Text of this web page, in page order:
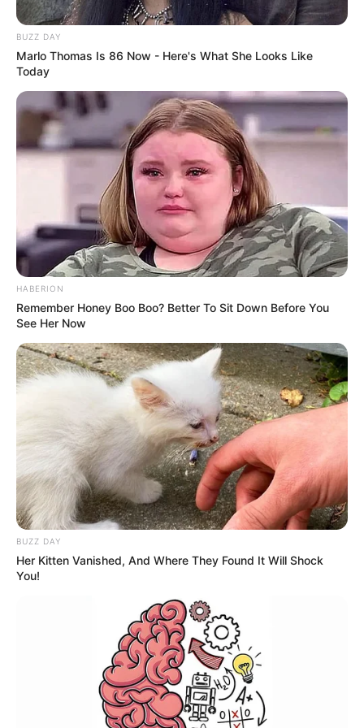
ગઈ છે. વર્તમાન નાણાકીય વર્ષ (2019-20) ના બીજા
ક્વાર્ટરમાં જીડીપીનો આંકડો 4.5 ટકા પર પહોંચી ગયો
છે. લગભગ 6 વર્ષમાં કોઈ પણ એક ક્વાર્ટરમાં આ સૌથી
મોટો ઘટાડો છે.
મહત્વની વાત એ છે કે દેશનો જીડીપી સતત 6
ક્વાર્ટર્સથી નીચે આવી રહ્યો છે. ગયા નાણાકીય વર્ષ
2019 ના પહેલા ક્વાર્ટરમાં વિકાસ દર 8 ટકા હતો,
ત્યારબાદ બીજા ક્વાર્ટરમાં તે ઘટીને 7 ટકા રહ્યો હતો.
એ જ રીતે પાછલા નાણાકીય વર્ષના ત્રીજા ક્વાર્ટરમાં
જીડીપી ગ્રોથ રેટ 6 ટકા અને ચોથા ક્વાર્ટરમાં 8.8 ટકા
હતો.
અમદાવાદ-રાજકોટ હાઇવે બાજુ જાઓ તો આ ફાર્મમાં
જમવા માટે એકવાર ચોક્કસ જાઓ, ખૂબ જ સ્વાદિષ્ટ
જમવાનું મળે છે,
April 24, 2023
કફને છાતીમાંથી ખેંચી ખેંચીને બહાર કાઢે તેવી
BUZZ DAY
Marlo Thomas Is 86 Now - Here's What She Looks Like
Today
HABERION
Remember Honey Boo Boo? Better To Sit Down Before You
See Her Now
BUZZ DAY
Her Kitten Vanished, And Where They Found It Will Shock
You!